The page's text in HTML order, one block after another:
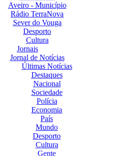
Aveiro - Município
Rádio TerraNova
Sever do Vouga
Desporto
Cultura
Jornais
Jornal de Notícias
Últimas Notícias
Destaques
Nacional
Sociedade
Polícia
Economia
País
Mundo
Desporto
Cultura
Gente